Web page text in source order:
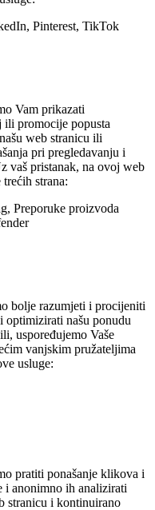
Pinterest, TikTok
Vam prikazati
ili promocije popusta
web stranicu ili
pri pregledavanju i
vaš pristanak, na ovoj web
strana:
Preporuke proizvoda
bolje razumjeti i procijeniti
optimizirati našu ponudu
uspoređujemo Vaše
vanjskim pružateljima
usluge:
pratiti ponašanje klikova i
i anonimno ih analizirati
stranicu i kontinuirano